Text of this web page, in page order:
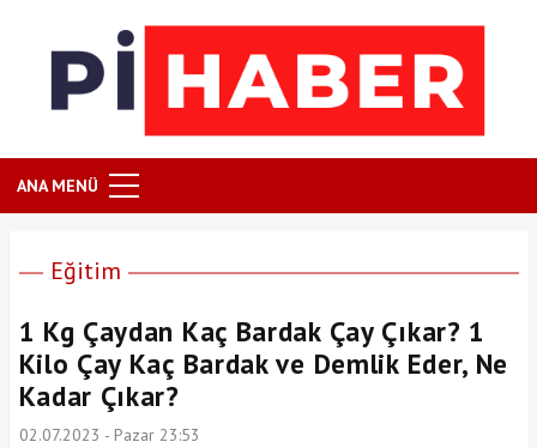
ANA MENÜ
Eğitim
1 Kg Çaydan Kaç Bardak Çay Çıkar? 1
Kilo Çay Kaç Bardak ve Demlik Eder, Ne
Kadar Çıkar?
02.07.2023 - Pazar 23:53